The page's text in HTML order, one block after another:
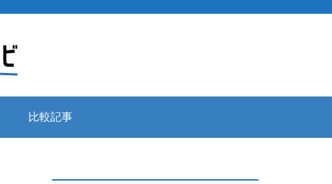
比較記事